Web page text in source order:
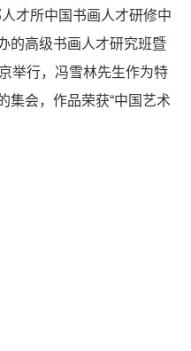
才所中国书画人才研修中
的高级书画人才研究班暨
举行，冯雪林先生作为特
集会，作品荣获“中国艺术